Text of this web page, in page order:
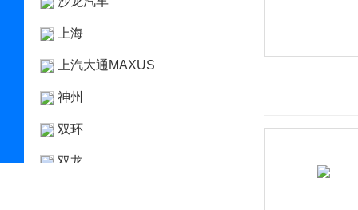
上海
上汽大通MAXUS
神州
双环
双龙